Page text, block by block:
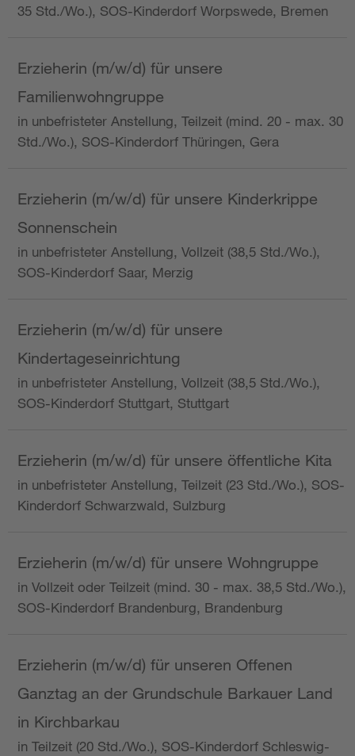
35 Std./Wo.), SOS-Kinderdorf Worpswede, Bremen
Erzieherin (m/w/d) für unsere
Familienwohngruppe
in unbefristeter Anstellung, Teilzeit (mind. 20 - max. 30
Std./Wo.), SOS-Kinderdorf Thüringen, Gera
Erzieherin (m/w/d) für unsere Kinderkrippe
Sonnenschein
in unbefristeter Anstellung, Vollzeit (38,5 Std./Wo.),
SOS-Kinderdorf Saar, Merzig
Erzieherin (m/w/d) für unsere
Kindertageseinrichtung
in unbefristeter Anstellung, Vollzeit (38,5 Std./Wo.),
SOS-Kinderdorf Stuttgart, Stuttgart
Erzieherin (m/w/d) für unsere öffentliche Kita
in unbefristeter Anstellung, Teilzeit (23 Std./Wo.), SOS-
Kinderdorf Schwarzwald, Sulzburg
Erzieherin (m/w/d) für unsere Wohngruppe
in Vollzeit oder Teilzeit (mind. 30 - max. 38,5 Std./Wo.),
SOS-Kinderdorf Brandenburg, Brandenburg
Erzieherin (m/w/d) für unseren Offenen
Ganztag an der Grundschule Barkauer Land
in Kirchbarkau
in Teilzeit (20 Std./Wo.), SOS-Kinderdorf Schleswig-